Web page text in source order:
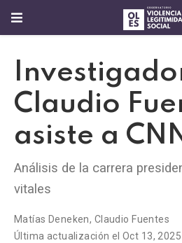
Claudio
asiste a
Análisis de la carrera
vitales
Matías Deneken, Claudio Fuentes
Última actualización el Oct 13, 2025